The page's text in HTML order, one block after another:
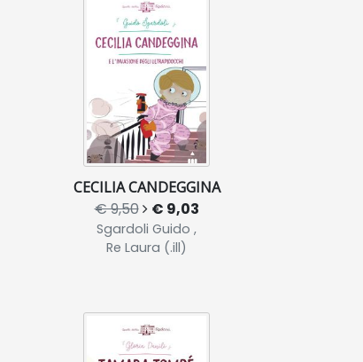
CECILIA CANDEGGINA
€ 9,50 € 9,03
Sgardoli Guido ,
Re Laura (.ill)